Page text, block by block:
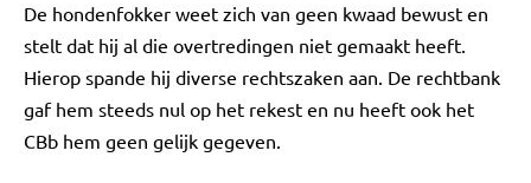
De hondenfokker weet zich van geen kwaad bewust en
stelt dat hij al die overtredingen niet gemaakt heeft.
Hierop spande hij diverse rechtszaken aan. De rechtbank
gaf hem steeds nul op het rekest en nu heeft ook het
CBb hem geen gelijk gegeven.